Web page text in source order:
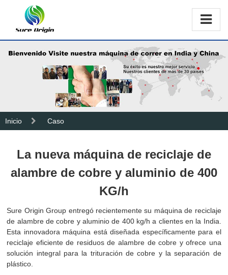
Inicio Caso
La nueva máquina de reciclaje de
alambre de cobre y aluminio de 400
KG/h
Sure Origin Group entregó recientemente su máquina de reciclaje
de alambre de cobre y aluminio de 400 kg/h a clientes en la India.
Esta innovadora máquina está diseñada específicamente para el
reciclaje eficiente de residuos de alambre de cobre y ofrece una
solución integral para la trituración de cobre y la separación de
plástico.